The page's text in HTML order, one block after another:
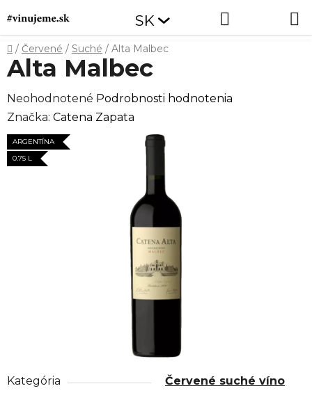
na
obsah
SK
Domov
/ Červené / Suché / Alta Malbec
Kategória
Červené suché víno
Alta Malbec
Priemerné
hodnotenie
produktu
je
Neohodnotené Podrobnosti hodnotenia
Značka: Catena Zapata
ARGENTÍNA
0.75 L